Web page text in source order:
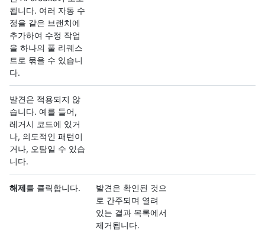
됩니다. 여러 자동 수
정을 같은 브랜치에
추가하여 수정 작업
을 하나의 풀 리퀘스
트로 묶을 수 있습니
다.
발견은 적용되지 않
습니다. 예를 들어,
레거시 코드에 있거
나, 의도적인 패턴이
거나, 오탐일 수 있습
니다.
해제를 클릭합니다.
발견은 확인된 것으
로 간주되며 열려
있는 결과 목록에서
제거됩니다.